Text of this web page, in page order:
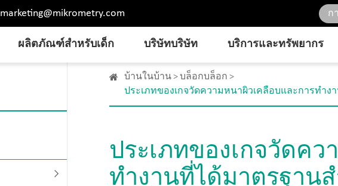
marketing@mikrometry.com
ผลิตภัณฑ์สำหรับเด็ก บริษัทบริษัท บริการและทรัพยากร
บ้านในบ้าน
บล็อกบล็อก
ประเภทของเกจวัดความหนาผิวเคลือบและการทำ
ประเภทของเกจวัดค
ทำงานที่ได้มาตรฐาน